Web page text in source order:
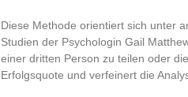
Diese Methode orientiert sich unter
Studien der Psychologin Gail
einer dritten Person zu teilen oder
Erfolgsquote und verfeinert die